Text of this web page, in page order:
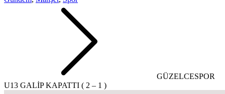
GÜZELCESPOR
U13 GALİP KAPATTI ( 2 – 1 )